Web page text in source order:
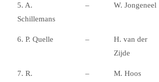
5. A.
Schillemans
– W. Jongeneel
6. P. Quelle –
H. van der
Zijde
7. R.
– M. Hoos